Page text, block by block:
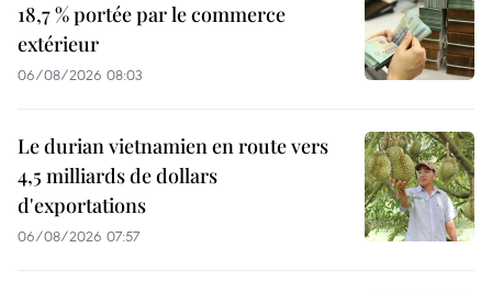
18,7 % portée par le commerce
extérieur
06/08/2026 08:03
Le durian vietnamien en route vers
4,5 milliards de dollars
d'exportations
06/08/2026 07:57